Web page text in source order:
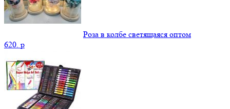
Роза в колбе светящаяся оптом
620. p